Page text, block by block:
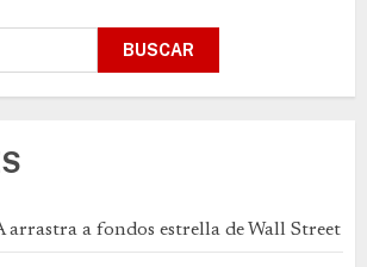
BUSCAR
arrastra a fondos estrella de Wall Street